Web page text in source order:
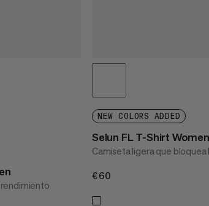
NEW COLORS ADDED
Selun FL T-Shirt Women
Camiseta ligera que bloquea
€60